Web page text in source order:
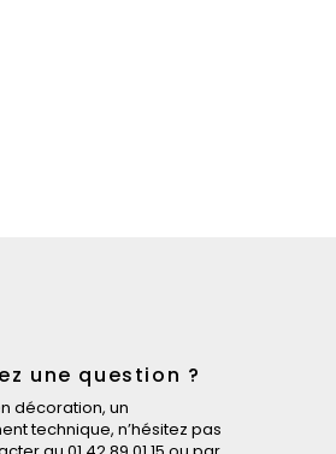
une question ?
décoration, un
technique, n’hésitez pas